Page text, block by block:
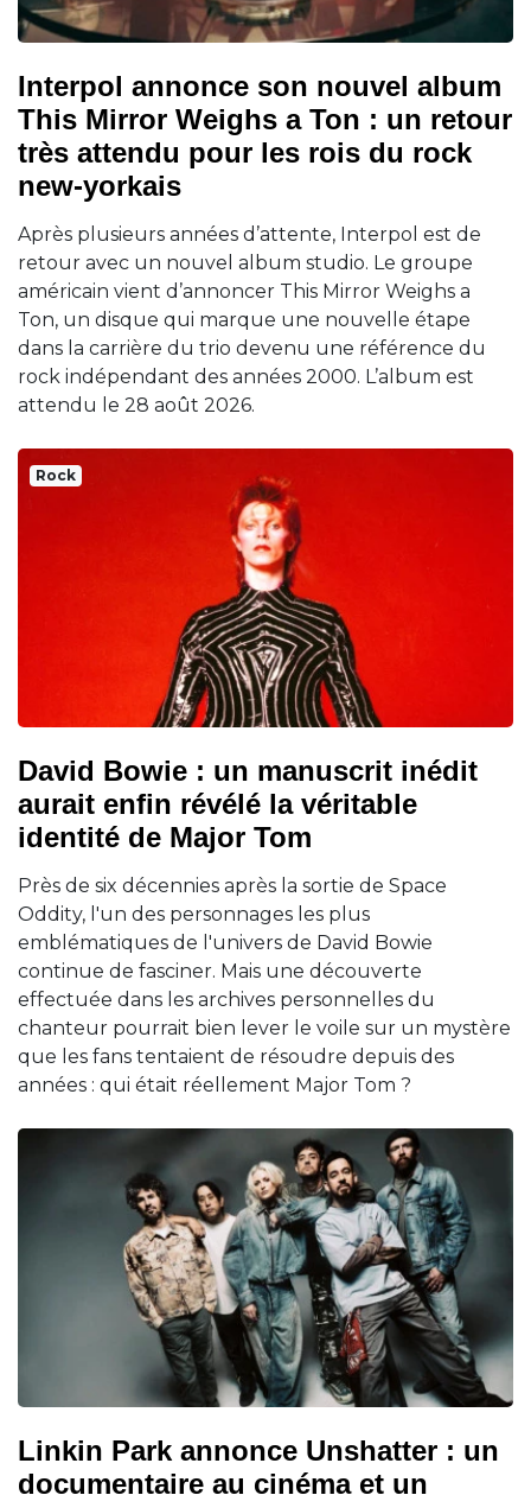
Interpol annonce son nouvel album
This Mirror Weighs a Ton : un retour
très attendu pour les rois du rock
new-yorkais
Après plusieurs années d’attente, Interpol est de
retour avec un nouvel album studio. Le groupe
américain vient d’annoncer This Mirror Weighs a
Ton, un disque qui marque une nouvelle étape
dans la carrière du trio devenu une référence du
rock indépendant des années 2000. L’album est
attendu le 28 août 2026.
Rock
David Bowie : un manuscrit inédit
aurait enfin révélé la véritable
identité de Major Tom
Près de six décennies après la sortie de Space
Oddity, l'un des personnages les plus
emblématiques de l'univers de David Bowie
continue de fasciner. Mais une découverte
effectuée dans les archives personnelles du
chanteur pourrait bien lever le voile sur un mystère
que les fans tentaient de résoudre depuis des
années : qui était réellement Major Tom ?
Linkin Park annonce Unshatter : un
documentaire au cinéma et un